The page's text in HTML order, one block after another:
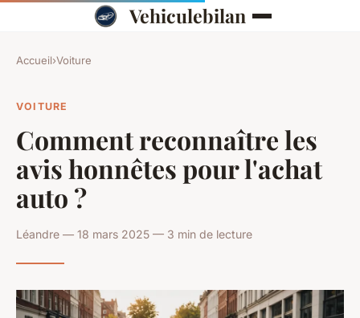
Vehiculebilan
Accueil›Voiture
VOITURE
Comment reconnaître les
avis honnêtes pour l'achat
auto ?
Léandre — 18 mars 2025 — 3 min de lecture